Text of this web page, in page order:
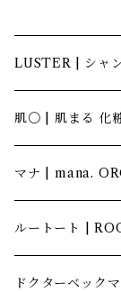
LUSTER | シャ
肌〇 | 肌まる 化
マナ | mana.
ルートート |
ドクターベック